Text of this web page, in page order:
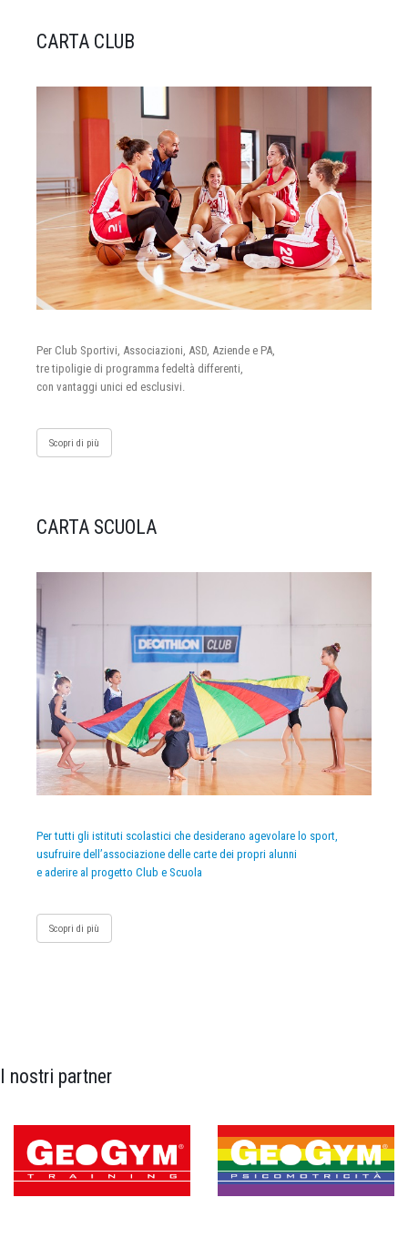
CARTA CLUB
Per Club Sportivi, Associazioni, ASD, Aziende e PA,
tre tipoligie di programma fedeltà differenti,
con vantaggi unici ed esclusivi.
Scopri di più
CARTA SCUOLA
Per tutti gli istituti scolastici che desiderano agevolare lo sport,
usufruire dell’associazione delle carte dei propri alunni
e aderire al progetto Club e Scuola
Scopri di più
I nostri partner